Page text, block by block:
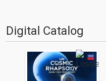
Digital Catalog